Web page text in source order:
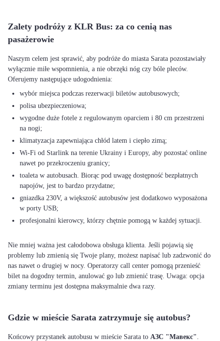
Zalety podróży z KLR Bus: za co cenią nas
pasażerowie
Naszym celem jest sprawić, aby podróże do miasta Sarata pozostawiały
wyłącznie miłe wspomnienia, a nie obrzęki nóg czy bóle pleców.
wybór miejsca podczas rezerwacji biletów autobusowych;
polisa ubezpieczeniowa;
wygodne duże fotele z regulowanym oparciem i 80 cm przestrzeni
na nogi;
klimatyzacja zapewniająca chłód latem i ciepło zimą;
Wi-Fi od Starlink na terenie Ukrainy i Europy, aby pozostać online
nawet po przekroczeniu granicy;
toaleta w autobusach. Biorąc pod uwagę dostępność bezpłatnych
napojów, jest to bardzo przydatne;
gniazdka 230V, a większość autobusów jest dodatkowo wyposażona
w porty USB;
profesjonalni kierowcy, którzy chętnie pomogą w każdej sytuacji.
Nie mniej ważna jest całodobowa obsługa klienta. Jeśli pojawią się
problemy lub zmienią się Twoje plany, możesz napisać lub zadzwonić do
nas nawet o drugiej w nocy. Operatorzy call center pomogą przenieść
bilet na dogodny termin, anulować go lub zmienić trasę. Uwaga: opcja
zmiany terminu jest dostępna maksymalnie dwa razy.
Gdzie w mieście Sarata zatrzymuje się autobus?
Końcowy przystanek autobusu w mieście Sarata to АЗС "Мавекс".